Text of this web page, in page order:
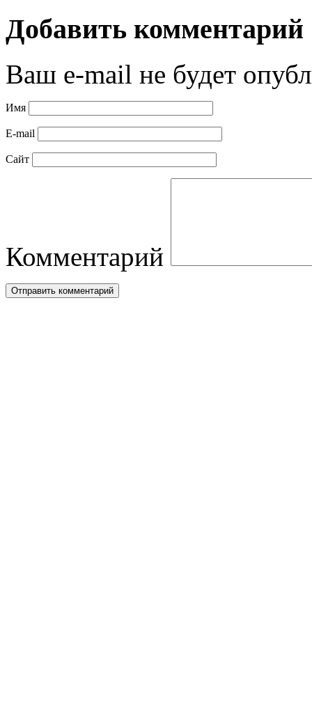
Добавить комментарий
Ваш e-mail не будет
Имя
E-mail
Сайт
Комментарий